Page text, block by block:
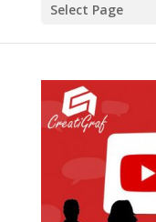
Select Page